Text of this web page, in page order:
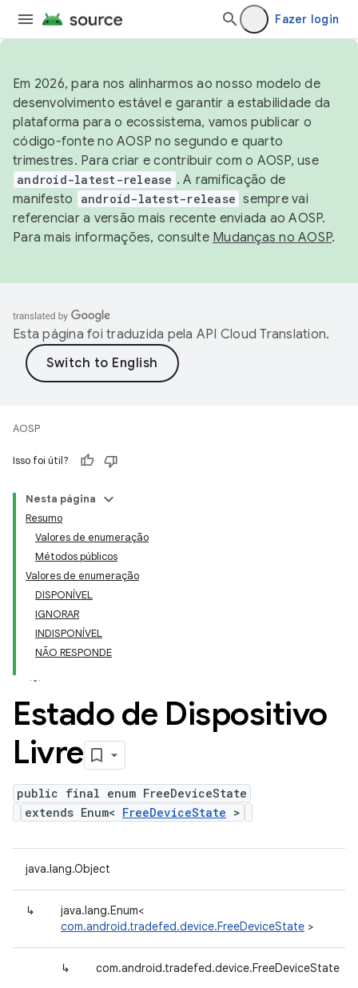
Fazer login
Em 2026, para nos alinharmos ao nosso modelo de
desenvolvimento estável e garantir a estabilidade da
plataforma para o ecossistema, vamos publicar o
código-fonte no AOSP no segundo e quarto
trimestres. Para criar e contribuir com o AOSP, use
android-latest-release . A ramificação de
manifesto
android-latest-release sempre vai
referenciar a versão mais recente enviada ao AOSP.
Para mais informações, consulte Mudanças no AOSP.
Esta página foi traduzida pela API Cloud Translation.
AOSP
Isso foi útil?
Nesta página
Resumo
Valores de enumeração
Métodos públicos
Valores de enumeração
DISPONÍVEL
IGNORAR
INDISPONÍVEL
NÃO RESPONDE
Estado de Dispositivo
Livre
public final enum FreeDeviceState
extends Enum< FreeDeviceState >
java.lang.Object
↳
java.lang.Enum<
com.android.tradefed.device.FreeDeviceState >
↳ com.android.tradefed.device.FreeDeviceState